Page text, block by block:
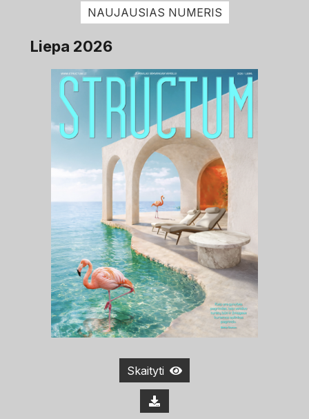
NAUJAUSIAS NUMERIS
Liepa 2026
Skaityti